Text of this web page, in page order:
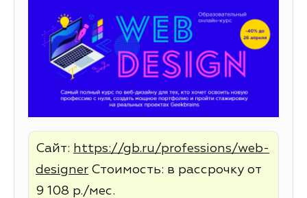
Сайт: https://gb.ru/professions/web-
designer Стоимость: в рассрочку от
9 108 р./мес.